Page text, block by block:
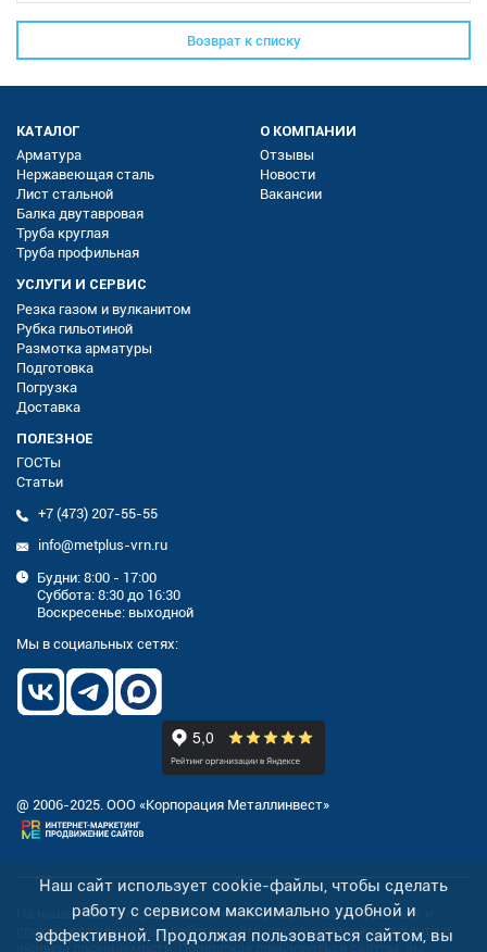
Возврат к списку
КАТАЛОГ
Арматура
Нержавеющая сталь
Лист стальной
Балка двутавровая
Труба круглая
Труба профильная
О КОМПАНИИ
Отзывы
Новости
Вакансии
УСЛУГИ И СЕРВИС
Резка газом и вулканитом
Рубка гильотиной
Размотка арматуры
Подготовка
Погрузка
Доставка
ПОЛЕЗНОЕ
ГОСТы
Статьи
+7 (473) 207-55-55
info@metplus-vrn.ru
Будни: 8:00 - 17:00
Суббота: 8:30 до 16:30
Воскресенье: выходной
Мы в социальных сетях:
@ 2006-2025. ООО «Корпорация Металлинвест»
На нашем сайте осуществляется сбор персональных данных и
cookiesдля улучшения работы сайта, персонализации контента и
анализа посещаемости. Продолжая пользоваться сайтом, вы
Наш сайт использует cookie-файлы, чтобы сделать
работу с сервисом максимально удобной и
эффективной. Продолжая пользоваться сайтом, вы